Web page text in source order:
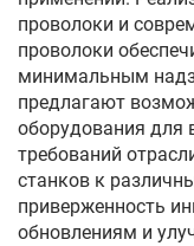
проволоки и
проволоки
минимальным
предлагают
оборудования для
требований
станков к
приверженность
обновлениям и